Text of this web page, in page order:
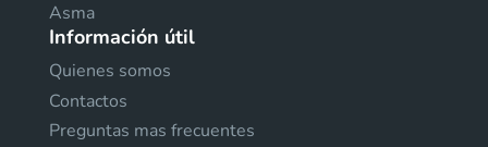
Asma
Información útil
Quienes somos
Contactos
Preguntas mas frecuentes